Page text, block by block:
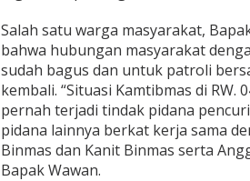
Salah satu warga masyarakat,
bahwa hubungan masyarakat
sudah bagus dan untuk patroli
kembali. “Situasi Kamtibmas di RW.
pernah terjadi tindak pidana
pidana lainnya berkat kerja sama
Binmas dan Kanit Binmas serta
Bapak Wawan.